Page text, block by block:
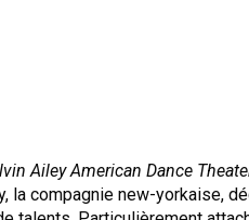
Ailey American Dance
la compagnie new-yorkaise,